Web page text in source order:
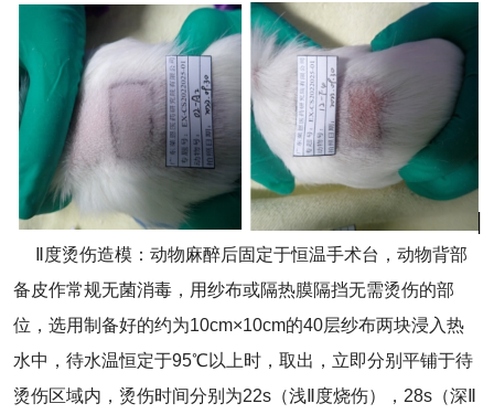
Ⅱ度烫伤造模：动物麻醉后固定于恒温手术台，动物背部
备皮作常规无菌消毒，用纱布或隔热膜隔挡无需烫伤的部
位，选用制备好的约为10cm×10cm的40层纱布两块浸入热
水中，待水温恒定于95℃以上时，取出，立即分别平铺于待
烫伤区域内，烫伤时间分别为22s（浅Ⅱ度烧伤），28s（深Ⅱ